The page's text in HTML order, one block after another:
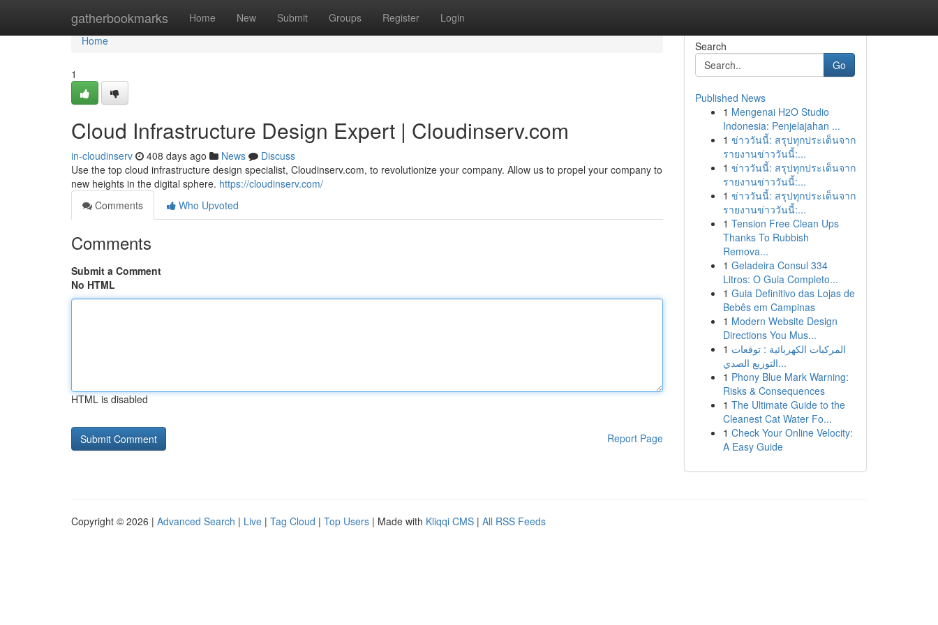
gatherbookmarks Home New Submit Groups Register Login
Home
Home
1
Cloud Infrastructure Design Expert | Cloudinserv.com
in-cloudinserv 408 days ago News
Discuss
Use the top cloud infrastructure design specialist, Cloudinserv.com, to revolutionize your company. Allow us to propel your company to
new heights in the digital sphere. https://cloudinserv.com/
Comments
Who Upvoted
Comments
Submit a Comment
No HTML
HTML is disabled
Report Page
Search
Go
Published News
1 Mengenai H2O Studio
Indonesia: Penjelajahan ...
1 ข่าววันนี้: สรุปทุกประเด็นจาก
รายงานข่าววันนี้:...
1 ข่าววันนี้: สรุปทุกประเด็นจาก
รายงานข่าววันนี้:...
1 ข่าววันนี้: สรุปทุกประเด็นจาก
รายงานข่าววันนี้:...
1 Tension Free Clean Ups
Thanks To Rubbish
Remova...
1 Geladeira Consul 334
Litros: O Guia Completo...
1 Guia Definitivo das Lojas de
Bebês em Campinas
1 Modern Website Design
Directions You Mus...
1 المركبات الكهربائية : توقعات
التوزيع الصدي...
1 Phony Blue Mark Warning:
Risks & Consequences
1 The Ultimate Guide to the
Cleanest Cat Water Fo...
1 Check Your Online Velocity:
A Easy Guide
Copyright © 2026 | Advanced Search | Live | Tag Cloud | Top Users | Made with Kliqqi CMS | All RSS Feeds